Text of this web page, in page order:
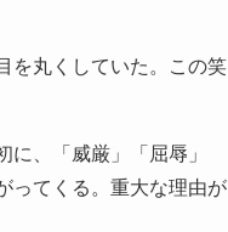
を丸くしていた。この笑
、「威厳」「屈辱」
ってくる。重大な理由が